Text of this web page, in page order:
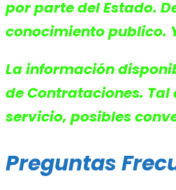
por parte del Estado.
conocimiento publico.
La información
de Contrataciones.
servicio, posibles
Preguntas